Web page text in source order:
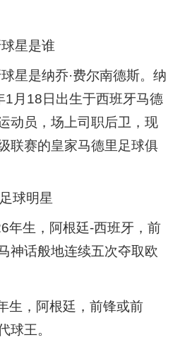
星是谁
星是纳乔·费尔南德斯。纳
1月18日出生于西班牙马德
动员，场上司职后卫，现
联赛的皇家马德里足球俱
球明星
年生，阿根廷-西班牙，前
神话般地连续五次夺取欧
生，阿根廷，前锋或前
球王。